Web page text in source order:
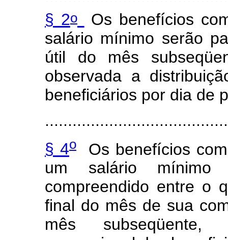
§ 2o
Os benefícios
salário mínimo serão
útil do mês
observada a
beneficiários por dia de
§ 4oOs benefícios com
um salário
compreendido entre o
final do mês de sua
mês subseqüente,